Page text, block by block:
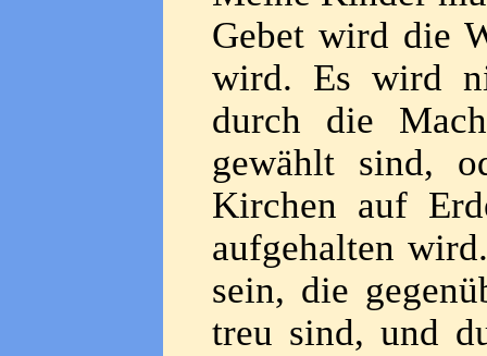
Gebet wird die
wird. Es wird
durch die
gewählt sind,
Kirchen auf
aufgehalten
sein, die
treu sind, und